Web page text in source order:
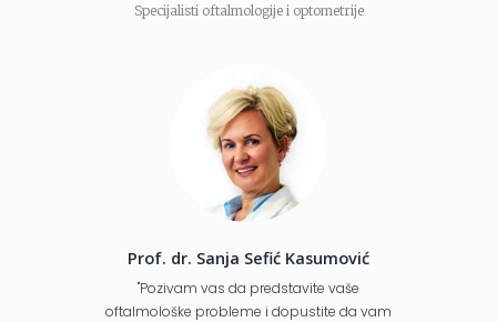
Specijalisti oftalmologije i optometrije
Prof. dr. Sanja Sefić Kasumović
"Pozivam vas da predstavite vaše
oftalmološke probleme i dopustite da vam